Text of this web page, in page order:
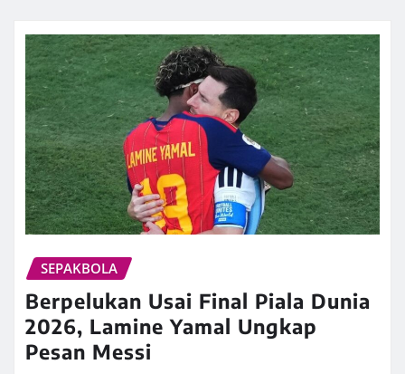
SEPAKBOLA
Berpelukan Usai Final Piala Dunia
2026, Lamine Yamal Ungkap
Pesan Messi